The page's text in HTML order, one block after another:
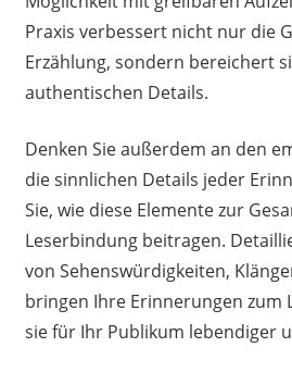
Praxis verbessert nicht nur die
Erzählung, sondern bereichert
authentischen Details.
Denken Sie außerdem an den
die sinnlichen Details jeder
Sie, wie diese Elemente zur
Leserbindung beitragen.
von Sehenswürdigkeiten,
bringen Ihre Erinnerungen zum
sie für Ihr Publikum lebendiger